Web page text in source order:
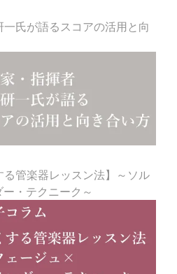
氏が語るスコアの活用と向
管楽器レッスン法】～ソル
・テクニーク～